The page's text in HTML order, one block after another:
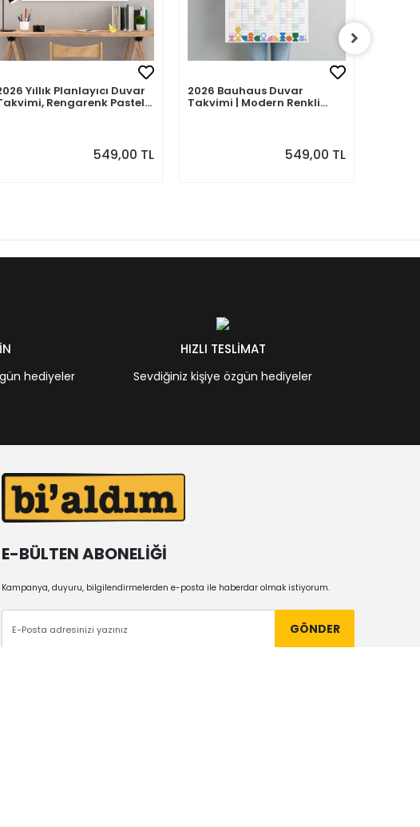
Yıllık Planlayıcı Duvar
Rengarenk Pastel
549,00 TL
2026 Bauhaus Duvar
Takvimi | Modern Renkli
549,00 TL
hediyeler
HIZLI TESLİMAT
Sevdiğiniz kişiye özgün hediyeler
E-BÜLTEN ABONELİĞİ
Kampanya, duyuru, bilgilendirmelerden e-posta ile haberdar olmak istiyorum.
GÖNDER